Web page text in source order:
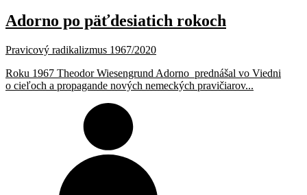
Adorno po päťdesiatich rokoch
Pravicový radikalizmus 1967/2020
Roku 1967 Theodor Wiesengrund Adorno prednášal vo Viedni
o cieľoch a propagande nových nemeckých pravičiarov...